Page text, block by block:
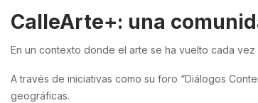
CalleArte+: una
En un contexto donde el arte se ha vuelto cada vez
A través de iniciativas como su foro “Diálogos
geográficas.